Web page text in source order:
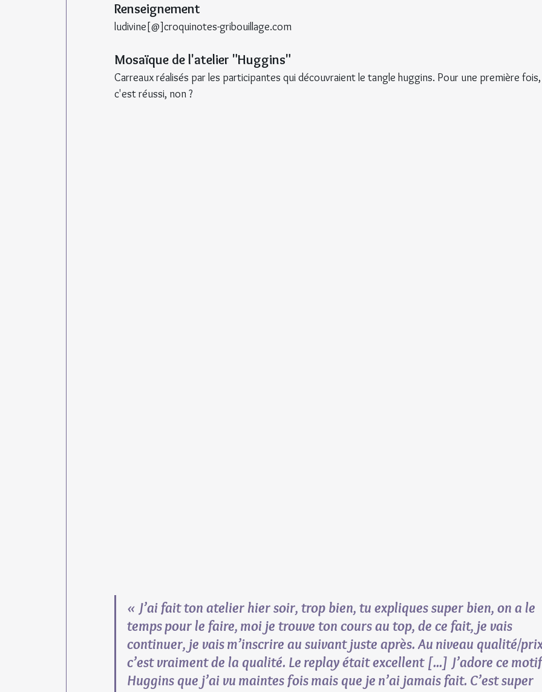
Renseignement
ludivine[@]croquinotes-gribouillage.com
Mosaïque de l'atelier "Huggins"
Carreaux réalisés par les participantes qui découvraient le tangle huggins. Pour une première
c'est réussi, non ?
« J’ai fait ton atelier hier soir, trop bien, tu expliques super bien, on a le
temps pour le faire, moi je trouve ton cours au top, de ce fait, je vais
continuer, je vais m’inscrire au suivant juste après. Au niveau qualité/
c’est vraiment de la qualité. Le replay était excellent [...] J’adore ce
Huggins que j’ai vu maintes fois mais que je n’ai jamais fait. C’est super